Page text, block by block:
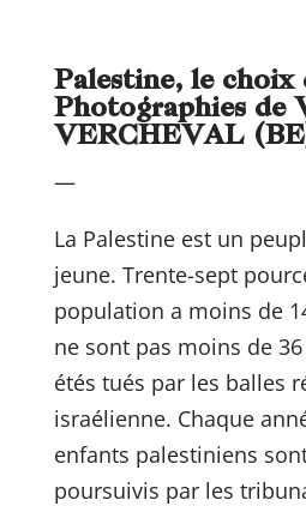
Palestine, le choix
Photographies de
VERCHEVAL
—
La Palestine est un
jeune. Trente-sept
population a moins de
ne sont pas moins de
étés tués par les balles
israélienne. Chaque
enfants palestiniens
poursuivis par les